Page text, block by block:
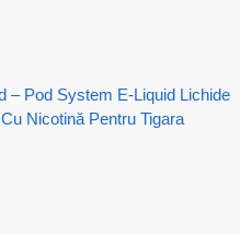
– Pod System E-Liquid Lichide
Nicotină Pentru Tigara